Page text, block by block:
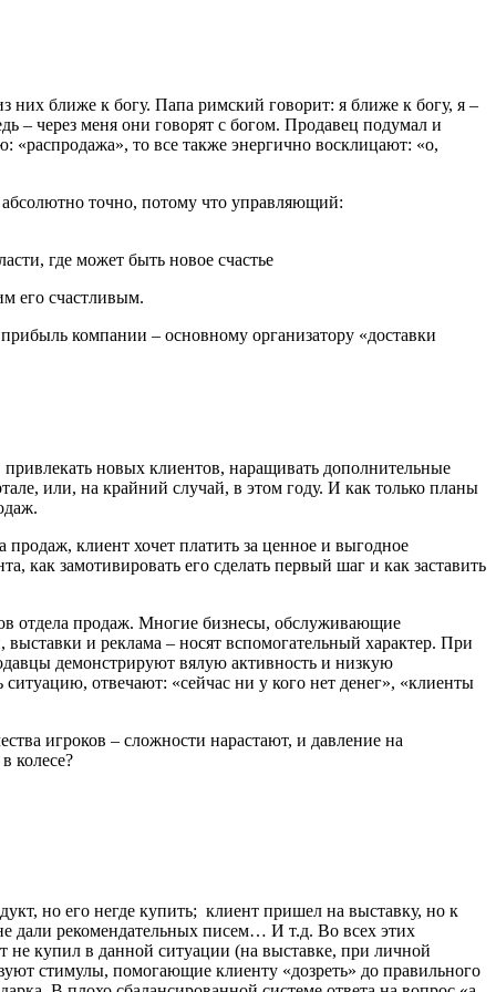
них ближе к богу. Папа римский говорит: я ближе к богу, я –
– через меня они говорят с богом. Продавец подумал и
«распродажа», то все также энергично восклицают: «о,
точно, потому что управляющий:
где может быть новое счастье
его счастливым.
компании – основному организатору «доставки
новых клиентов, наращивать дополнительные
или, на крайний случай, в этом году. И как только планы
клиент хочет платить за ценное и выгодное
как замотивировать его сделать первый шаг и как заставить
отдела продаж. Многие бизнесы, обслуживающие
и реклама – носят вспомогательный характер. При
демонстрируют вялую активность и низкую
ситуацию, отвечают: «сейчас ни у кого нет денег», «клиенты
игроков – сложности нарастают, и давление на
колесе?
но его негде купить; клиент пришел на выставку, но к
дали рекомендательных писем… И т.д. Во всех этих
не купил в данной ситуации (на выставке, при личной
стимулы, помогающие клиенту «дозреть» до правильного